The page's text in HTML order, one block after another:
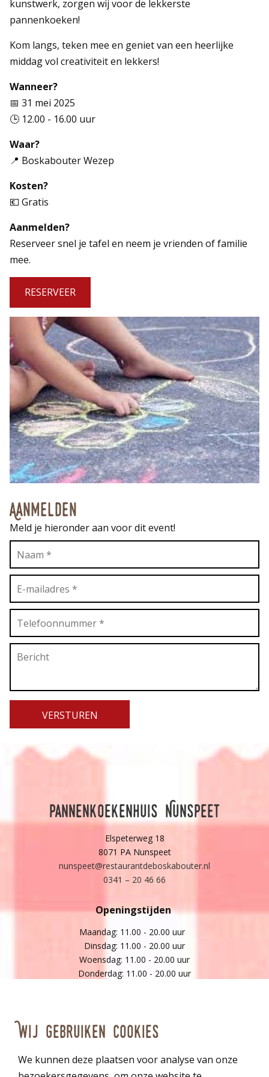
kunstwerk, zorgen wij voor de lekkerste
pannenkoeken!
Kom langs, teken mee en geniet van een heerlijke
middag vol creativiteit en lekkers!
Wanneer?
📅 31 mei 2025
🕒 12.00 - 16.00 uur
Waar?
📍 Boskabouter Wezep
Kosten?
💶 Gratis
Aanmelden?
Reserveer snel je tafel en neem je vrienden of familie
mee.
RESERVEER
Aanmelden
Meld je hieronder aan voor dit event!
Pannenkoekenhuis Nunspeet
Elspeterweg 18
8071 PA Nunspeet
nunspeet@restaurantdeboskabouter.nl
0341 – 20 46 66
Openingstijden
Maandag: 11.00 - 20.00 uur
Dinsdag: 11.00 - 20.00 uur
Woensdag: 11.00 - 20.00 uur
Donderdag: 11.00 - 20.00 uur
*keuken op zaterdag en zondag geopend vanaf 12.00 uur
Parkeerplaats vol? Parkeer dan bij De Hoeve van Nunspeet en
Wij gebruiken cookies
We kunnen deze plaatsen voor analyse van onze